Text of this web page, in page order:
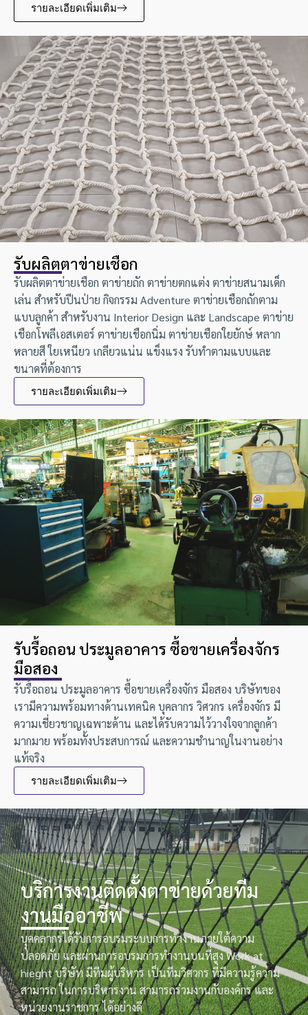
รายละเอียดเพิ่มเติม
รับผลิตตาข่ายเชือก
รับผลิตตาข่ายเชือก ตาข่ายถัก ตาข่ายตกแต่ง ตาข่ายสนามเด็ก
เล่น สำหรับปีนป่าย กิจกรรม Adventure ตาข่ายเชือกถักตาม
แบบลูกค้า สำหรับงาน Interior Design และ Landscape ตาข่าย
เชือกโพลีเอสเตอร์ ตาข่ายเชือกนิ่ม ตาข่ายเชือกใยยักษ์ หลาก
หลายสี ใยเหนียว เกลียวแน่น แข็งแรง รับทำตามแบบและ
ขนาดที่ต้องการ
รายละเอียดเพิ่มเติม
รับรื้อถอน ประมูลอาคาร ซื้อขายเครื่องจักร
มือสอง
รับรื้อถอน ประมูลอาคาร ซื้อขายเครื่องจักร มือสอง บริษัทของ
เรามีความพร้อมทางด้านเทคนิค บุคลากร วิศวกร เครื่องจักร มี
ความเชี่ยวชาญเฉพาะด้าน และได้รับความไว้วางใจจากลูกค้า
มากมาย พร้อมทั้งประสบการณ์ และความชำนาญในงานอย่าง
แท้จริง
รายละเอียดเพิ่มเติม
บริการงานติดตั้งตาข่ายด้วยทีม
งานมืออาชีพ
บุุคคลากรได้รับการอบรมระบบการทำงานภายใต้ความ
ปลอดภัย และผ่านการอบรมการทำงานบนที่สูง Work at
hieght บริษัท มีทีมผู้บริหาร เป็นทีมวิศวกร ที่มีความรู้ความ
สามารถ ในการบริหารงาน สามารถร่วมงานกับองค์กร และ
หน่วยงานราชการ ได้อย่างดี